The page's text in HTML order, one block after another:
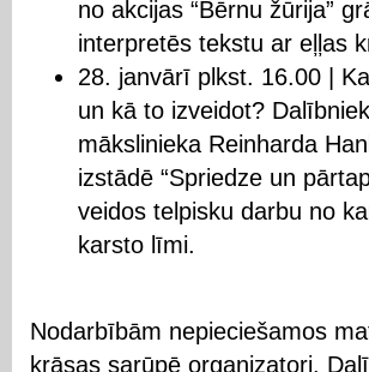
no akcijas “Bērnu žūrija”
interpretēs tekstu ar eļļas
28. janvārī plkst. 16.00 |
un kā to izveidot?
mākslinieka Reinharda
izstādē “Spriedze un
veidos telpisku darbu no
karsto līmi.
Nodarbībām nepieciešamos
krāsas sarūpē organizatori.